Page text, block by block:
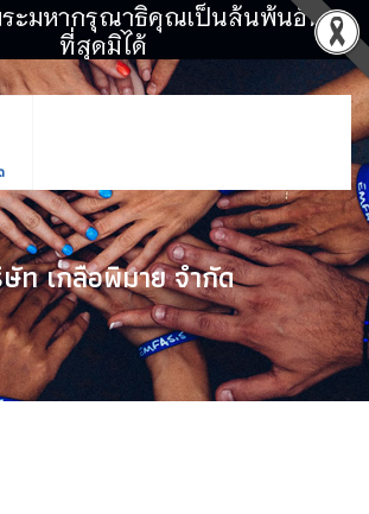
ะมหากรุณาธิคุณเป็นล้นพ้นอันหา
ที่สุดมิได้
ท เกลือพิมาย จำกัด